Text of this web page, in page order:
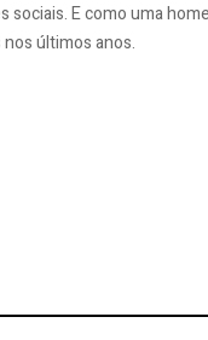
E como uma
últimos anos.